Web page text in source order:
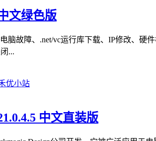
文绿色版
脑故障、.net/vc运行库下载、IP修改、
...
中文直装版